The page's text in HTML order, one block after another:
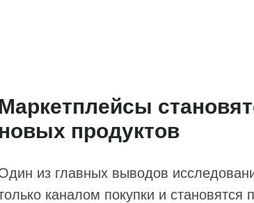
Маркетплейсы
новых продуктов
из главных выводов
каналом покупки и